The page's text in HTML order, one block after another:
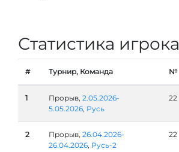
Статистика игрока
# Турнир, Команда №
1 Прорыв, 2.05.2026-
5.05.2026, Русь
22
2 Прорыв, 26.04.2026-
26.04.2026, Русь-2
22